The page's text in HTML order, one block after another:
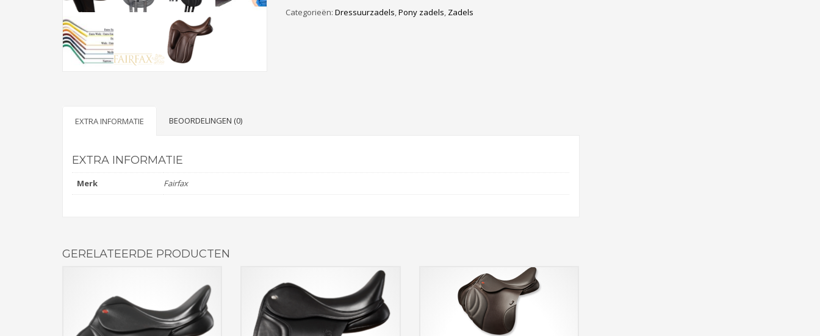
Categorieën: Dressuurzadels,Pony zadels, Zadels
EXTRA INFORMATIE BEOORDELINGEN (0)
EXTRA INFORMATIE
Merk Fairfax
GERELATEERDE PRODUCTEN